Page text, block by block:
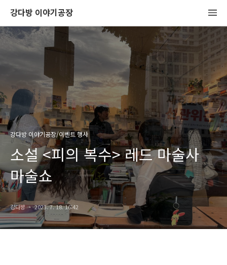
강다방 이야기공장
강다방 이야기공장/이벤트 행사
소설 <피의 복수> 레드 마술사
마술쇼
강다방 2023. 7. 18. 16:42